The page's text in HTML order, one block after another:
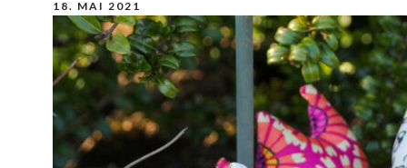
18. MAI 2021